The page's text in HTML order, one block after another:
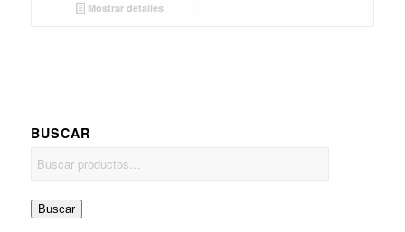
Mostrar detalles
BUSCAR
Buscar